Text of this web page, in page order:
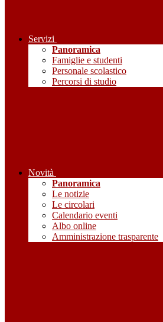
Servizi
Panoramica
Famiglie e studenti
Personale scolastico
Percorsi di studio
Novità
Panoramica
Le notizie
Le circolari
Calendario eventi
Albo online
Amministrazione trasparente